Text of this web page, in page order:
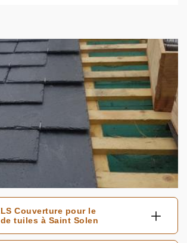
Couverture pour le
tuiles à Saint Solen